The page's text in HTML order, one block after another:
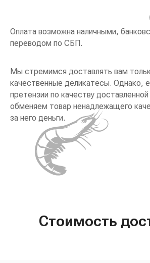
Оплата возможна наличными,
переводом по СБП.
Мы стремимся доставлять вам
качественные деликатесы. Однако,
претензии по качеству
обменяем товар ненадлежащего
за него деньги.
Стоимость